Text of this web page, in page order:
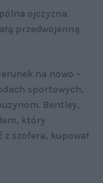
ojczyzna.
przedwojenną
na nowo –
sportowych,
Bentley,
który
z szofera, kupował